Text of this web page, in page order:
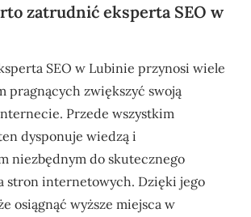
zatrudnić eksperta SEO w
SEO w Lubinie przynosi wiele
pragnących zwiększyć swoją
Przede wszystkim
dysponuje wiedzą i
niezbędnym do skutecznego
stron internetowych. Dzięki jego
osiągnąć wyższe miejsca w